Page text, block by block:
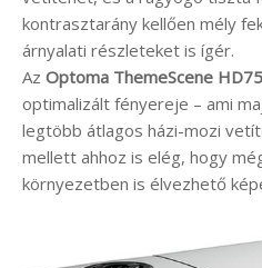
kontrasztarány kellően mély
árnyalati részleteket is ígér.
Az Optoma ThemeScene HD75
optimalizált fényereje – ami
legtöbb átlagos házi-mozi
mellett ahhoz is elég, hogy
környezetben is élvezhető